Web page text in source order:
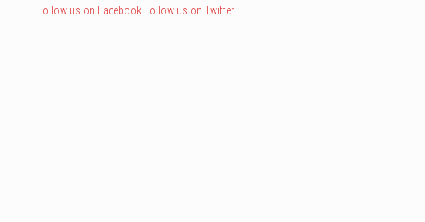
Follow us on Facebook Follow us on Twitter